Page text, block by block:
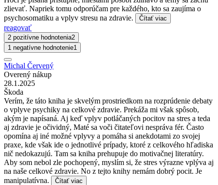
zlievať. Napriek tomu odporúčam pre každého, kto sa zaujíma o
psychosomatiku a vplyv stresu na zdravie.
Čítať viac
reagovať
2 pozitívne hodnotenia2
1 negatívne hodnotenie1
Michal Červený
Overený nákup
28.1.2025
Škoda
Verím, že táto kniha je skvelým prostriedkom na rozprúdenie debaty
o vplyve psychiky na celkové zdravie. Prekáža mi však spôsob,
akým je napísaná. Aj keď vplyv potláčaných pocitov na stres a teda
aj zdravie je očividný, Maté sa voči čitateľovi nespráva fér. Často
opomína aj iné možné vplyvy a pomáha si anekdotami zo svojej
praxe, kde však ide o jednotlivé prípady, ktoré z celkového hľadiska
nič nedokazujú. Tam sa kniha prehupuje do motivačnej literatúry.
Aby som nebol zle pochopený, myslím si, že stres výrazne vplýva aj
na naše celkové zdravie. No z tejto knihy nemám dobrý pocit. Je
manipulatívna.
Čítať viac